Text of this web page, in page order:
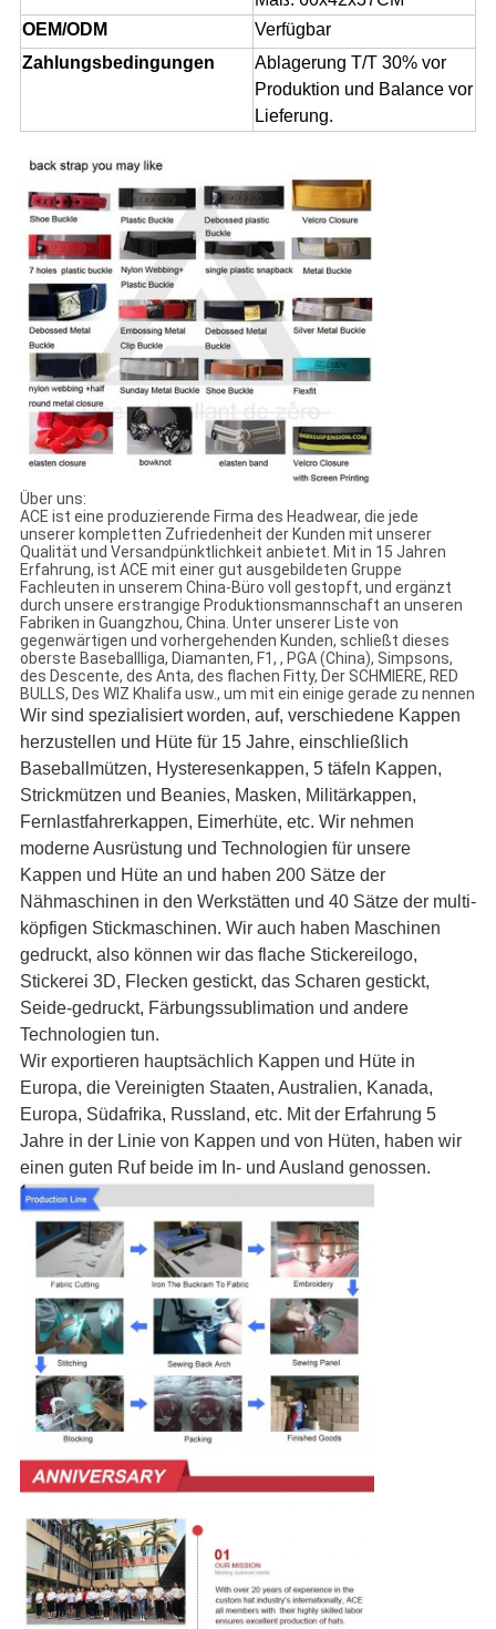
OEM/ODM
Verfügbar
Zahlungsbedingungen
Ablagerung T/T 30% vor
Produktion und Balance vor
Lieferung.
Über uns:
ACE ist eine produzierende Firma des Headwear, die jede
unserer kompletten Zufriedenheit der Kunden mit unserer
Qualität und Versandpünktlichkeit anbietet. Mit in 15 Jahren
Erfahrung, ist ACE mit einer gut ausgebildeten Gruppe
Fachleuten in unserem China-Büro voll gestopft, und ergänzt
durch unsere erstrangige Produktionsmannschaft an unseren
Fabriken in Guangzhou, China. Unter unserer Liste von
gegenwärtigen und vorhergehenden Kunden, schließt dieses
oberste Baseballliga, Diamanten, F1, , PGA (China), Simpsons,
des Descente, des Anta, des flachen Fitty, Der SCHMIERE, RED
BULLS, Des WIZ Khalifa usw., um mit ein einige gerade zu nennen
Wir sind spezialisiert worden, auf, verschiedene Kappen
herzustellen und Hüte für 15 Jahre, einschließlich
Baseballmützen, Hysteresenkappen, 5 täfeln Kappen,
Strickmützen und Beanies, Masken, Militärkappen,
Fernlastfahrerkappen, Eimerhüte, etc. Wir nehmen
moderne Ausrüstung und Technologien für unsere
Kappen und Hüte an und haben 200 Sätze der
Nähmaschinen in den Werkstätten und 40 Sätze der multi-
köpfigen Stickmaschinen. Wir auch haben Maschinen
gedruckt, also können wir das flache Stickereilogo,
Stickerei 3D, Flecken gestickt, das Scharen gestickt,
Seide-gedruckt, Färbungssublimation und andere
Technologien tun.
Wir exportieren hauptsächlich Kappen und Hüte in
Europa, die Vereinigten Staaten, Australien, Kanada,
Europa, Südafrika, Russland, etc. Mit der Erfahrung 5
Jahre in der Linie von Kappen und von Hüten, haben wir
einen guten Ruf beide im In- und Ausland genossen.